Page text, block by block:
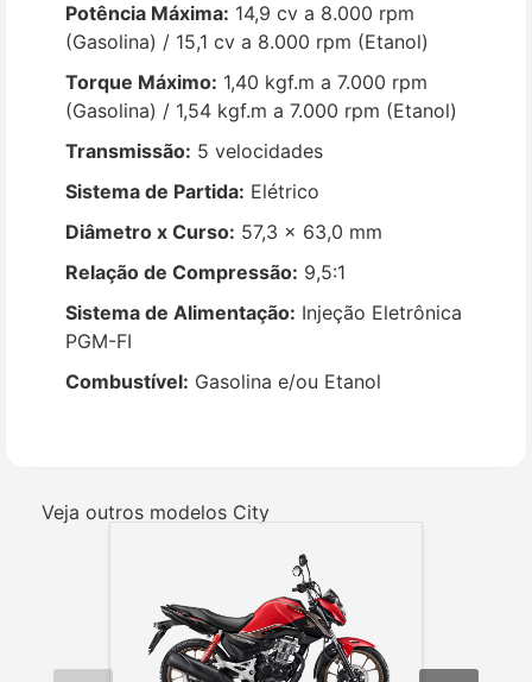
Potência Máxima: 14,9 cv a 8.000 rpm
(Gasolina) / 15,1 cv a 8.000 rpm (Etanol)
Torque Máximo: 1,40 kgf.m a 7.000 rpm
(Gasolina) / 1,54 kgf.m a 7.000 rpm (Etanol)
Transmissão: 5 velocidades
Sistema de Partida: Elétrico
Diâmetro x Curso: 57,3 x 63,0 mm
Relação de Compressão: 9,5:1
Sistema de Alimentação: Injeção Eletrônica
PGM-FI
Combustível: Gasolina e/ou Etanol
Veja outros modelos City